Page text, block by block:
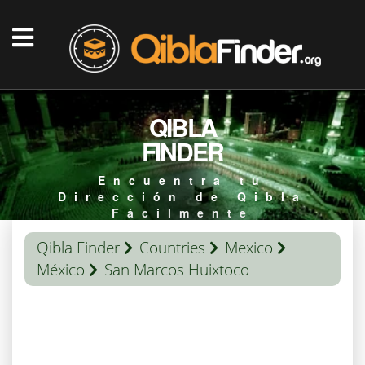
QIBLA
FINDER
Encuentra tu
Dirección de Qibla
Fácilmente
Qibla Finder Countries
Mexico
México
San Marcos Huixtoco